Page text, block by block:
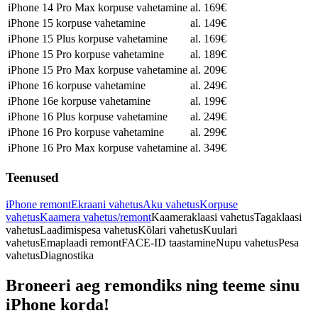
iPhone 14 Pro Max korpuse vahetamine al. 169€
iPhone 15 korpuse vahetamine
al. 149€
iPhone 15 Plus korpuse vahetamine
al. 169€
iPhone 15 Pro korpuse vahetamine
al. 189€
iPhone 15 Pro Max korpuse vahetamine al. 209€
iPhone 16 korpuse vahetamine
al. 249€
iPhone 16e korpuse vahetamine
al. 199€
iPhone 16 Plus korpuse vahetamine
al. 249€
iPhone 16 Pro korpuse vahetamine
al. 299€
iPhone 16 Pro Max korpuse vahetamine al. 349€
Teenused
iPhone remontEkraani vahetusAku vahetusKorpuse
vahetusKaamera vahetus/remontKaameraklaasi vahetusTagaklaasi
vahetusLaadimispesa vahetusKõlari vahetusKuulari
vahetusEmaplaadi remontFACE-ID taastamineNupu vahetusPesa
vahetusDiagnostika
Broneeri aeg remondiks ning teeme sinu
iPhone korda!